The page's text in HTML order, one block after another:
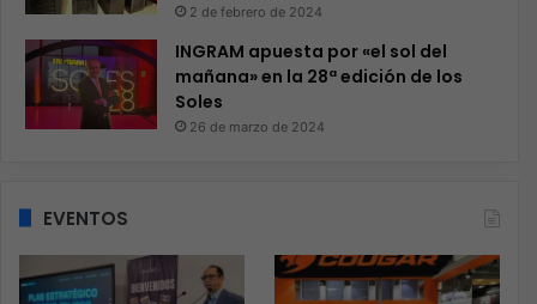
2 de febrero de 2024
INGRAM apuesta por «el sol del
mañana» en la 28ª edición de los
Soles
26 de marzo de 2024
EVENTOS